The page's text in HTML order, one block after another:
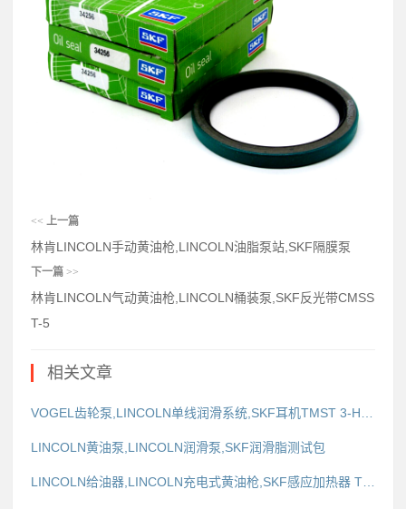
<< 上一篇
林肯LINCOLN手动黄油枪,LINCOLN油脂泵站,SKF隔膜泵
下一篇 >>
林肯LINCOLN气动黄油枪,LINCOLN桶装泵,SKF反光带CMSS
T-5
相关文章
LINCOLN黄油泵,LINCOLN润滑泵,SKF润滑脂测试包